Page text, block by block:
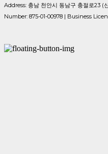
Address: 충남 천안시 동남구 충절로23
Number: 875-01-00978 | Business